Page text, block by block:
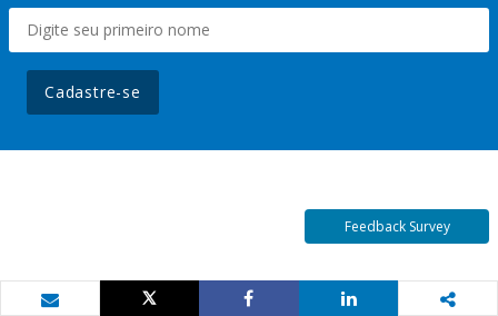
Cadastre-se
Feedback Survey